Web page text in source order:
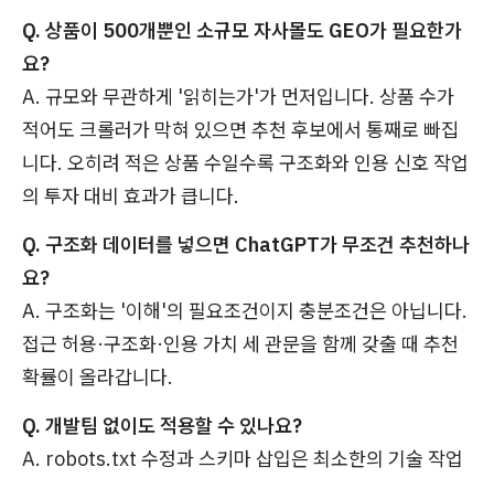
Q. 상품이 500개뿐인 소규모 자사몰도 GEO가 필요한가
요?
A. 규모와 무관하게 '읽히는가'가 먼저입니다. 상품 수가
적어도 크롤러가 막혀 있으면 추천 후보에서 통째로 빠집
니다. 오히려 적은 상품 수일수록 구조화와 인용 신호 작업
의 투자 대비 효과가 큽니다.
Q. 구조화 데이터를 넣으면 ChatGPT가 무조건 추천하나
요?
A. 구조화는 '이해'의 필요조건이지 충분조건은 아닙니다.
접근 허용·구조화·인용 가치 세 관문을 함께 갖출 때 추천
확률이 올라갑니다.
Q. 개발팀 없이도 적용할 수 있나요?
A. robots.txt 수정과 스키마 삽입은 최소한의 기술 작업